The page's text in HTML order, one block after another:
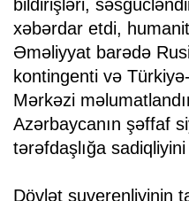
bildirişləri,
xəbərdar etdi,
Əməliyyat barədə
kontingenti və
Mərkəzi
Azərbaycanın şəffaf
tərəfdaşlığa
Dövlət suverenliyinin